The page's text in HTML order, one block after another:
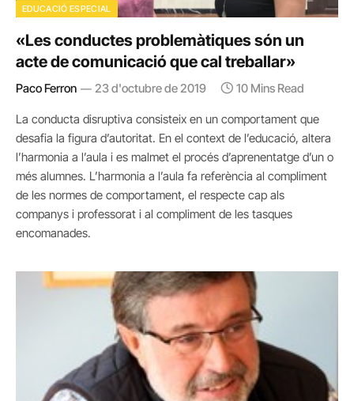
EDUCACIÓ ESPECIAL
«Les conductes problemàtiques són un
acte de comunicació que cal treballar»
Paco Ferron 23 d'octubre de 2019 10 Mins Read
La conducta disruptiva consisteix en un comportament que
desafia la figura d’autoritat. En el context de l’educació, altera
l’harmonia a l’aula i es malmet el procés d’aprenentatge d’un o
més alumnes. L’harmonia a l’aula fa referència al compliment
de les normes de comportament, el respecte cap als
companys i professorat i al compliment de les tasques
encomanades.